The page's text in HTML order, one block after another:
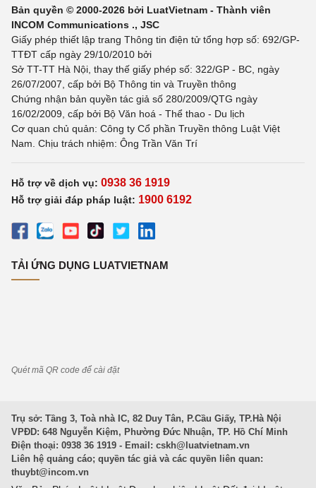
Bản quyền © 2000-2026 bởi LuatVietnam - Thành viên
INCOM Communications ., JSC
Giấy phép thiết lập trang Thông tin điện tử tổng hợp số: 692/GP-
TTĐT cấp ngày 29/10/2010 bởi
Sở TT-TT Hà Nội, thay thế giấy phép số: 322/GP - BC, ngày
26/07/2007, cấp bởi Bộ Thông tin và Truyền thông
Chứng nhận bản quyền tác giả số 280/2009/QTG ngày
16/02/2009, cấp bởi Bộ Văn hoá - Thể thao - Du lịch
Cơ quan chủ quản: Công ty Cổ phần Truyền thông Luật Việt
Nam. Chịu trách nhiệm: Ông Trần Văn Trí
Hỗ trợ về dịch vụ: 0938 36 1919
Hỗ trợ giải đáp pháp luật: 1900 6192
TẢI ỨNG DỤNG LUATVIETNAM
Quét mã QR code để cài đặt
Trụ sở: Tầng 3, Toà nhà IC, 82 Duy Tân, P.Cầu Giấy, TP.Hà Nội
VPĐD: 648 Nguyễn Kiệm, Phường Đức Nhuận, TP. Hồ Chí Minh
Điện thoại: 0938 36 1919 - Email: cskh@luatvietnam.vn
Liên hệ quảng cáo; quyền tác giả và các quyền liên quan:
thuybt@incom.vn